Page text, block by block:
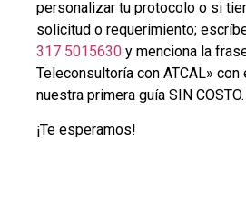
personalizar tu protocolo o si
solicitud o requerimiento;
317 5015630 y menciona la
Teleconsultoría con ATCAL»
nuestra primera guía SIN COSTO.
¡Te esperamos!